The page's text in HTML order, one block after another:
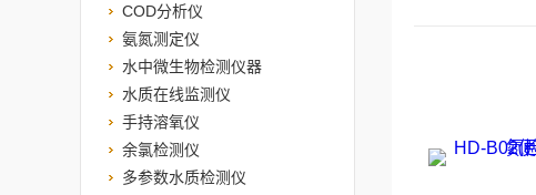
COD分析仪
氨氮测定仪
水中微生物检测仪器
水质在线监测仪
手持溶氧仪
余氯检测仪
多参数水质检测仪